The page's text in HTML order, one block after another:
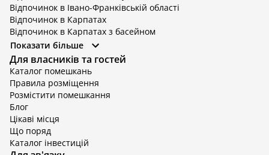
Відпочинок в Івано-Франківській області
Відпочинок в Карпатах
Відпочинок в Карпатах з басейном
Відпочинок в Київській області
Відпочинок в Київській області з басейном
Відпочинок в Тернопільській області
Відпочинок у Вінницькій області
Відпочинок в Яремче
Відпочинок у Львівській області з басейном
Відпочинок з басейном в Тернопільській області
Показати більше
Для власників та гостей
Каталог помешкань
Правила розміщення
Розмістити помешкання
Блог
Цікаві місця
Що поряд
Каталог інвестицій